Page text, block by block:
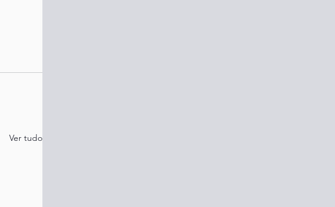
Ver tudo